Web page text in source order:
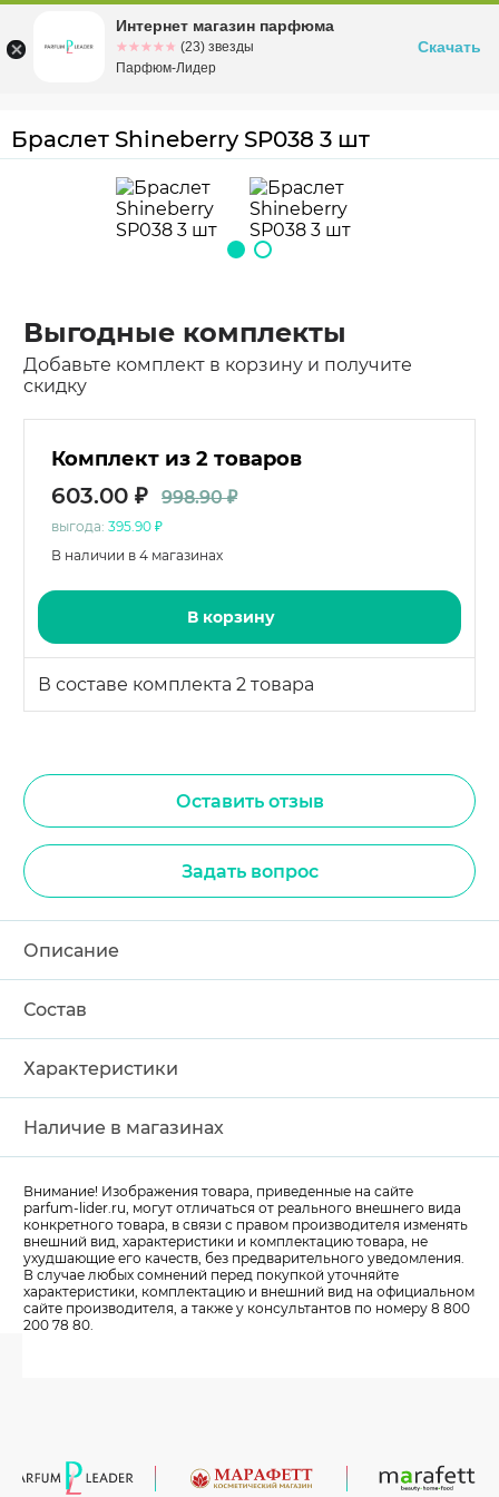
Омскул. Заозерная, 11, к. 1
Браслет Shineberry SP038 3 шт
Выгодные комплекты
Добавьте комплект в корзину и получите
скидку
В составе комплекта 2 товара
Комплект из 2 товаров
603.00 ₽ 998.90 ₽
выгода: 395.90 ₽
В наличии в 4 магазинах
В корзину
Оставить отзыв
Задать вопрос
Описание
Состав
Характеристики
Наличие в магазинах
Внимание! Изображения товара, приведенные на сайте
parfum-lider.ru, могут отличаться от реального внешнего вида
конкретного товара, в связи с правом производителя изменять
внешний вид, характеристики и комплектацию товара, не
ухудшающие его качеств, без предварительного уведомления.
В случае любых сомнений перед покупкой уточняйте
характеристики, комплектацию и внешний вид на официальном
сайте производителя, а также у консультантов по номеру 8 800
200 78 80.
Интернет магазин парфюма
☆☆☆☆☆
★★★★★ (23) звезды
Парфюм-Лидер
Скачать